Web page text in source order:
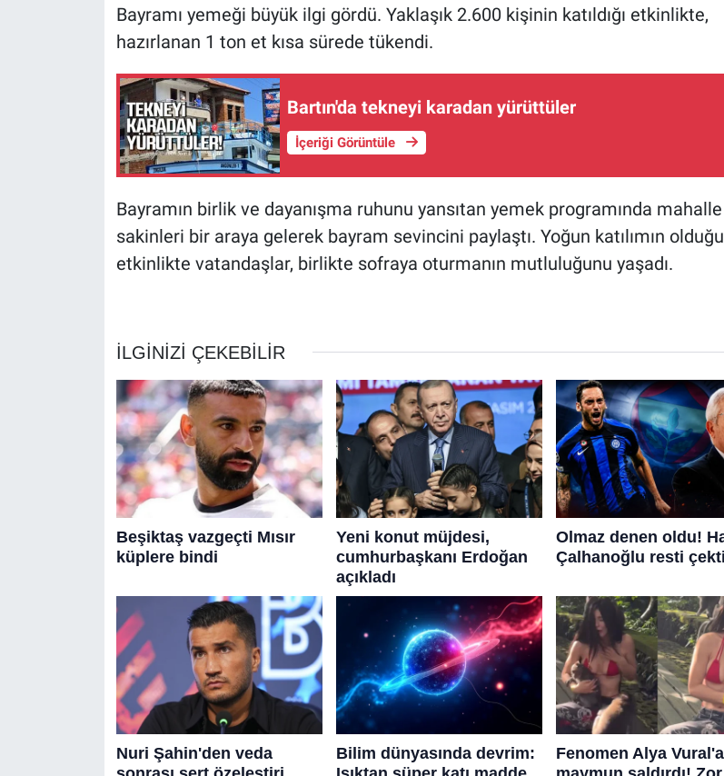
Bayramı yemeği büyük ilgi gördü. Yaklaşık 2.600 kişinin katıldığı etkinlikte,
hazırlanan 1 ton et kısa sürede tükendi.
Bartın'da tekneyi karadan yürüttüler
İçeriği Görüntüle
Bayramın birlik ve dayanışma ruhunu yansıtan yemek programında mahalle
sakinleri bir araya gelerek bayram sevincini paylaştı. Yoğun katılımın olduğu
etkinlikte vatandaşlar, birlikte sofraya oturmanın mutluluğunu yaşadı.